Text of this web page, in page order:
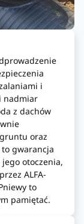
i
nadmiar
z dachów
oraz
to gwarancja
otoczenia,
ALFA-
to
pamiętać.